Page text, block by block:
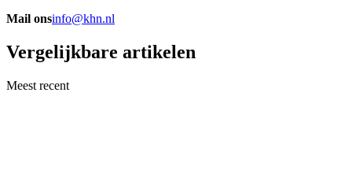
Mail onsinfo@khn.nl
Vergelijkbare artikelen
Meest recent